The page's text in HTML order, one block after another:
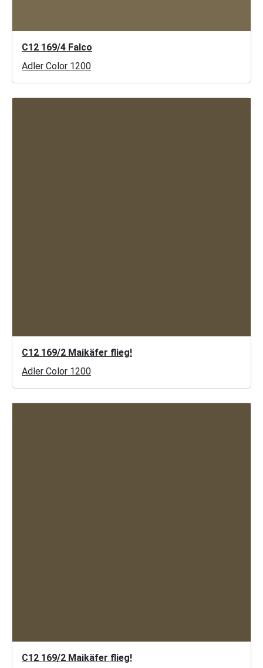
C12 169/4 Falco
Adler Color 1200
C12 169/2 Maikäfer flieg!
Adler Color 1200
C12 169/2 Maikäfer flieg!